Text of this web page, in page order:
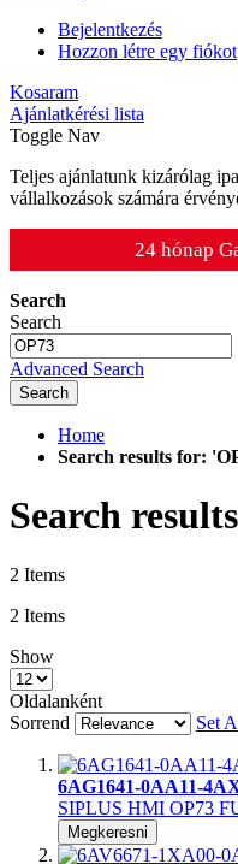
Bejelentkezés
Hozzon létre egy fiókot
Kosaram
Ajánlatkérési lista
Toggle Nav
Teljes ajánlatunk kizárólag
vállalkozások számára
24 hónap
Search
Search
Advanced Search
Search
Home
Search results for:
Search
2 Items
2 Items
Show
Oldalanként
Sorrend
Set
6AG1641-0AA11-
SIPLUS HMI OP73
Megkeresni